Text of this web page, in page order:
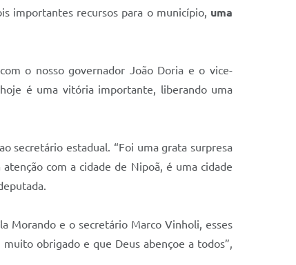
importantes recursos para o município, uma
o nosso governador João Doria e o vice-
é uma vitória importante, liberando uma
secretário estadual. “Foi uma grata surpresa
com a cidade de Nipoã, é uma cidade
Morando e o secretário Marco Vinholi, esses
obrigado e que Deus abençoe a todos”,